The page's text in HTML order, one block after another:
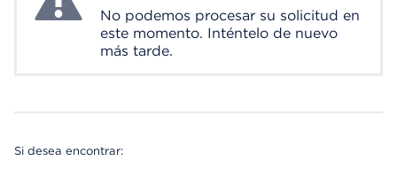
No podemos procesar su solicitud en
este momento. Inténtelo de nuevo
más tarde.
Si desea encontrar: